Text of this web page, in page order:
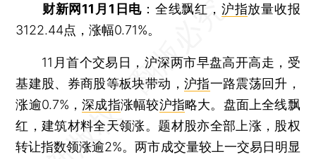
财新网11月1日电 ：全线飘红， 沪指放量收报
3122.44点，涨幅0.71%。
11月首个交易日，沪深两市早盘高开高走，受
基建股、券商股等板块带动， 沪指一路震荡回升，
涨逾0.7%，深成指涨幅较沪指略大。盘面上全线飘
红，建筑材料全天领涨。题材股亦全部上涨，股权
转让指数领涨逾2%。两市成交量较上一交易日明显